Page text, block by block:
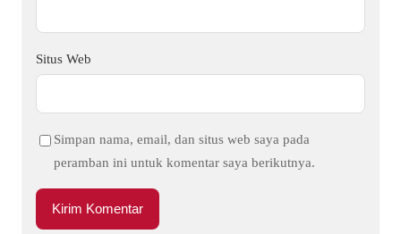
Situs Web
Simpan nama, email, dan situs web saya pada
peramban ini untuk komentar saya berikutnya.